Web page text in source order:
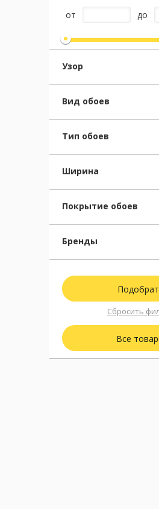
от
до
Узор
Вид обоев
Тип обоев
Ширина
Покрытие обоев
Бренды
Сбросить
Все